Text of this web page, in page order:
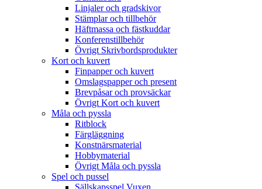
Linjaler och gradskivor
Stämplar och tillbehör
Häftmassa och fästkuddar
Konferenstillbehör
Övrigt Skrivbordsprodukter
Kort och kuvert
Finpapper och kuvert
Omslagspapper och present
Brevpåsar och provsäckar
Övrigt Kort och kuvert
Måla och pyssla
Ritblock
Färgläggning
Konstnärsmaterial
Hobbymaterial
Övrigt Måla och pyssla
Spel och pussel
Sällskapsspel Vuxen